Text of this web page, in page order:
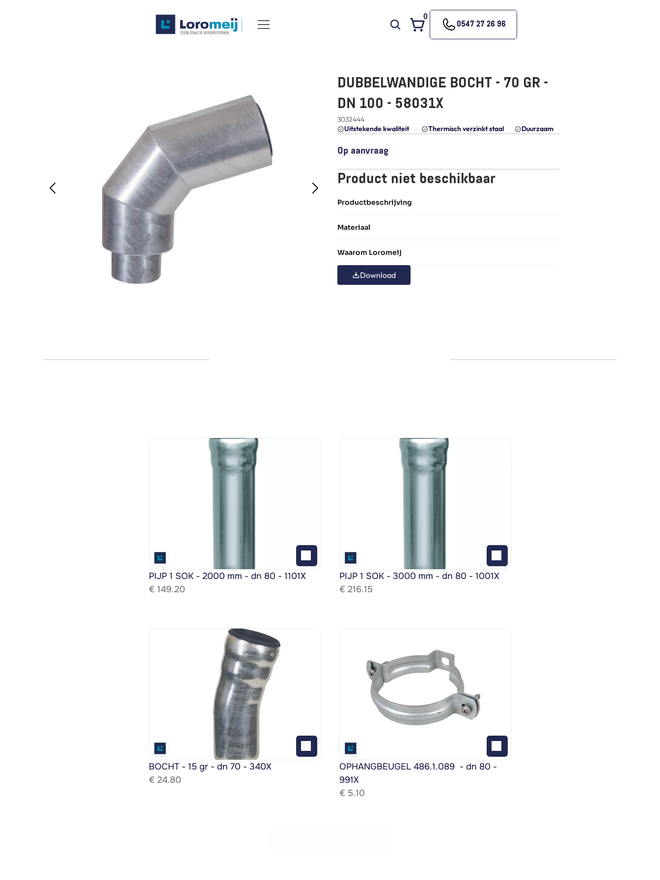
Over ons
Waarom Loromeij
Downloads
Contact
FAQ
0
0547 27 26 96
DUBBELWANDIGE BOCHT - 70 GR -
DN 100 - 58031X
3032444
Uitstekende kwaliteit
Thermisch verzinkt staal Duurzaam
Op aanvraag
Product niet beschikbaar
Productbeschrijving
Materiaal
Waarom Loromeij
Download
PIJP 1 SOK - 2000 mm - dn 80 - 1101X
€ 149.20
PIJP 1 SOK - 3000 mm - dn 80 - 1001X
€ 216.15
BOCHT - 15 gr - dn 70 - 340X
€ 24.80
OPHANGBEUGEL 486.1.089  - dn 80 -
991X
€ 5.10